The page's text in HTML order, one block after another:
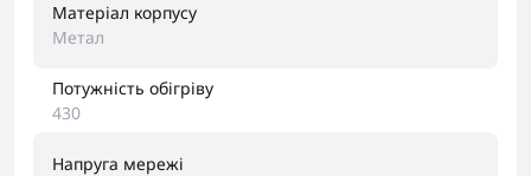
Матеріал корпусу
Метал
Потужність обігріву
430
Напруга мережі